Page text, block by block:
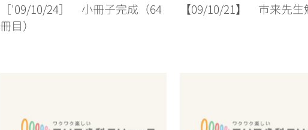
［'09/10/24］ 小冊子完成（64
冊目）
【09/10/21】 市来先生